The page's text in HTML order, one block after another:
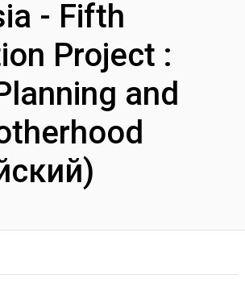
- Fifth
Project :
and